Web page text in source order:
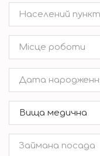
Вища медична